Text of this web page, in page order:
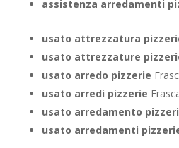
assistenza arredamenti
usato attrezzatura
usato attrezzature
usato arredo pizzerie
usato arredi pizzerie
usato arredamento
usato arredamenti